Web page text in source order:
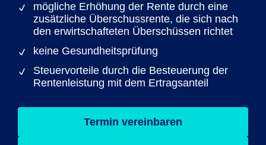
mögliche Erhöhung der Rente durch eine
zusätzliche Überschussrente, die sich nach
den erwirtschafteten Überschüssen richtet
keine Gesundheitsprüfung
Steuervorteile durch die Besteuerung der
Rentenleistung mit dem Ertragsanteil
Termin vereinbaren